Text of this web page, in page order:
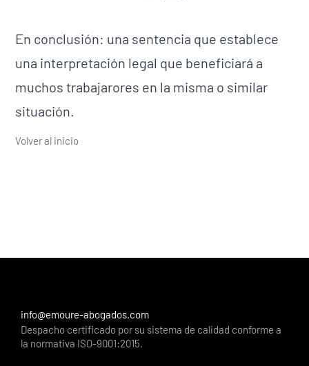
En conclusión: una sentencia que establece
una interpretación legal que beneficiará a
muchos trabajarores en la misma o similar
situación.
Volver al inicio
info@emoure-abogados.com
Despacho certificado por su sistema de calidad conforme a
la normativa ISO-9001:2015.